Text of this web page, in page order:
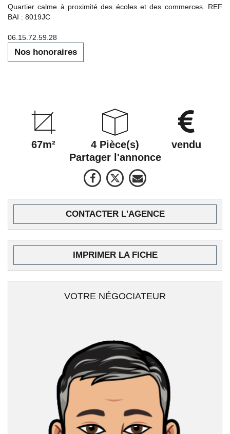
Quartier calme à proximité des écoles et des commerces. REF
BAI : 8019JC
06.15.72.59.28
Nos honoraires
67m² 4 Pièce(s)
vendu
Partager l'annonce
CONTACTER L'AGENCE
IMPRIMER LA FICHE
VOTRE NÉGOCIATEUR